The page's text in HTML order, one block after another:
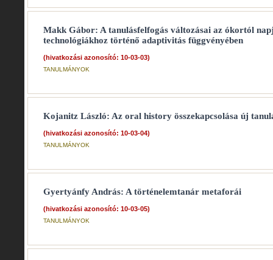
Makk Gábor: A tanulásfelfogás változásai az ókortól
technológiákhoz történő adaptivitás függvényében
(hivatkozási azonosító: 10-03-03)
TANULMÁNYOK
Kojanitz László: Az oral history összekapcsolása új
(hivatkozási azonosító: 10-03-04)
TANULMÁNYOK
Gyertyánfy András: A történelemtanár metaforái
(hivatkozási azonosító: 10-03-05)
TANULMÁNYOK